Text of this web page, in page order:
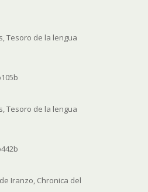
Tesoro de la lengua
Tesoro de la lengua
Iranzo, Chronica del